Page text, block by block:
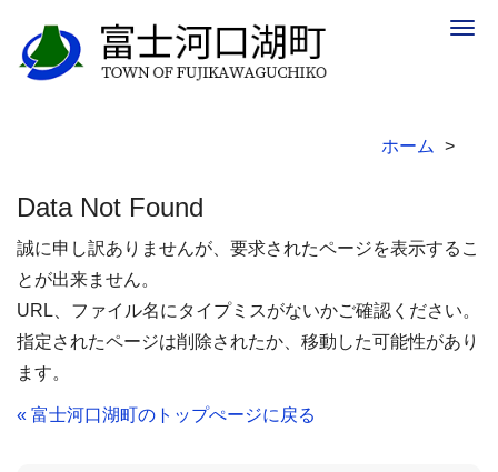
ホーム
Data Not Found
誠に申し訳ありませんが、要求されたページを表示するこ
とが出来ません。
URL、ファイル名にタイプミスがないかご確認ください。
指定されたページは削除されたか、移動した可能性があり
ます。
« 富士河口湖町のトップぺージに戻る